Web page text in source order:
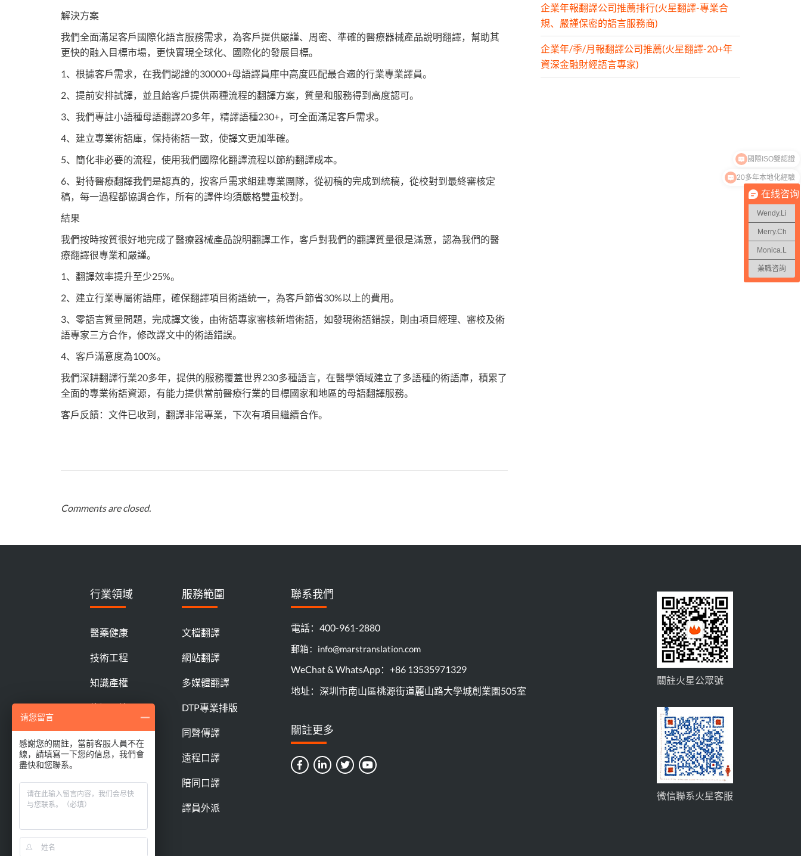
解決方案
我們全面滿足客戶國際化語言服務需求，為客戶提供嚴謹、周密、準確的醫療器械產品說明翻譯，幫助其
更快的融入目標市場，更快實現全球化、國際化的發展目標。
1、根據客戶需求，在我們認證的30000+母語譯員庫中高度匹配最合適的行業專業譯員。
2、提前安排試譯，並且給客戶提供兩種流程的翻譯方案，質量和服務得到高度認可。
3、我們專註小語種母語翻譯20多年，精譯語種230+，可全面滿足客戶需求。
4、建立專業術語庫，保持術語一致，使譯文更加準確。
5、簡化非必要的流程，使用我們國際化翻譯流程以節約翻譯成本。
6、對待醫療翻譯我們是認真的，按客戶需求組建專業團隊，從初稿的完成到統稿，從校對到最終審核定
稿，每一過程都協調合作，所有的譯件均須嚴格雙重校對。
結果
我們按時按質很好地完成了醫療器械產品說明翻譯工作，客戶對我們的翻譯質量很是滿意，認為我們的醫
療翻譯很專業和嚴謹。
1、翻譯效率提升至少25%。
2、建立行業專屬術語庫，確保翻譯項目術語統一，為客戶節省30%以上的費用。
3、零語言質量問題，完成譯文後，由術語專家審核新增術語，如發現術語錯誤，則由項目經理、審校及術
語專家三方合作，修改譯文中的術語錯誤。
4、客戶滿意度為100%。
我們深耕翻譯行業20多年，提供的服務覆蓋世界230多種語言，在醫學領域建立了多語種的術語庫，積累了
全面的專業術語資源，有能力提供當前醫療行業的目標國家和地區的母語翻譯服務。
客戶反饋：文件已收到，翻譯非常專業，下次有項目繼續合作。
Comments are closed.
企業年報翻譯公司推薦排行(火星翻譯-專業合
規、嚴謹保密的語言服務商)
企業年/季/月報翻譯公司推薦(火星翻譯-20+年
資深金融財經語言專家)
行業領域
醫藥健康
技術工程
知識產權
能源環境
遊戲娛樂
商業服務
金融法律
服務範圍
文檔翻譯
網站翻譯
多媒體翻譯
DTP專業排版
同聲傳譯
遠程口譯
陪同口譯
譯員外派
聯系我們
電話：400-961-2880
郵箱：info@marstranslation.com
WeChat & WhatsApp：+86 13535971329
地址：深圳市南山區桃源街道麗山路大學城創業園505室
關註更多
關註火星公眾號
微信聯系火星客服
在线咨询
Wendy.Li
Merry.Ch
Monica.L
兼職咨詢
20多年本地化經驗
请您留言
感謝您的關註，當前客服人員不在
線，請填寫一下您的信息，我們會
盡快和您聯系。